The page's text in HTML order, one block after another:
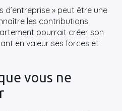
d’entreprise » peut être une
les contributions
pourrait créer son
en valeur ses forces et
vous ne